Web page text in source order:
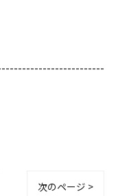
次のページ >